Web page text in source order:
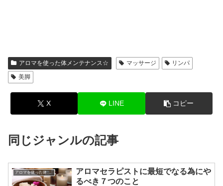
アロマを使った体メンテナンス☆ マッサージ
リンパ
美脚
X LINE コピー
同じジャンルの記事
アロマを使った体メンテナンス☆
アロマセラピストに最短でなる為にや
るべき７つのこと